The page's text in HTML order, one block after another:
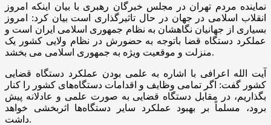
نماینده مردم تهران در مجلس خبرگان رهبری با بیان اینکه امروز
انقلاب اسلامی در جهان در حال تاثیرگذاری است بیان کرد: امروز
بسیاری از جهانیان نگاهشان به نظام جمهوری اسلامی ایران است و
عملکرد دستگاه قضا باتوجه به حضورش در نظام ولایی کشور یک
منزلت و موقعیت ویژه به جمهوری اسلامی می بخشد.
آیت الله اعرافی با اشاره به علمی بودن عملکرد دستگاه قضایی
کشور گفت: اگر تمامی وظایف و اقدامات دستگاه‌های کشور را کنار
بگذاریم، در مقابل دستگاه قضایی به صورت علمی و عادلانه پیش
برود، مسلماً بر بهبود عملکرد سایر دستگاه‌ها اثربخشی خواهد
داشت.